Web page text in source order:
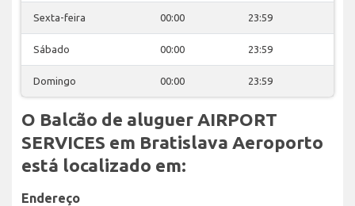
Sexta-feira 00:00 23:59
Sábado 00:00 23:59
Domingo 00:00 23:59
O Balcão de aluguer AIRPORT
SERVICES em Bratislava Aeroporto
está localizado em:
Endereço